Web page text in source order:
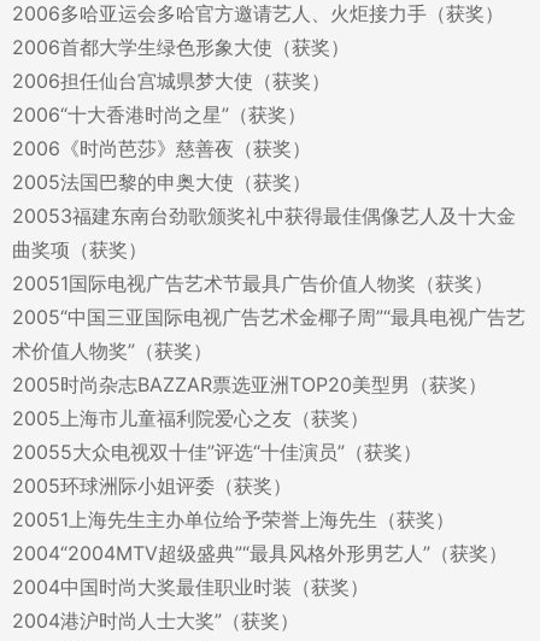
2006多哈亚运会多哈官方邀请艺人、火炬接力手（获奖）
2006首都大学生绿色形象大使（获奖）
2006担任仙台宫城県梦大使（获奖）
2006“十大香港时尚之星”（获奖）
2006《时尚芭莎》慈善夜（获奖）
2005法国巴黎的申奥大使（获奖）
20053福建东南台劲歌颁奖礼中获得最佳偶像艺人及十大金
曲奖项（获奖）
20051国际电视广告艺术节最具广告价值人物奖（获奖）
2005“中国三亚国际电视广告艺术金椰子周”“最具电视广告艺
术价值人物奖”（获奖）
2005时尚杂志BAZZAR票选亚洲TOP20美型男（获奖）
2005上海市儿童福利院爱心之友（获奖）
20055大众电视双十佳”评选“十佳演员”（获奖）
2005环球洲际小姐评委（获奖）
20051上海先生主办单位给予荣誉上海先生（获奖）
2004“2004MTV超级盛典”“最具风格外形男艺人”（获奖）
2004中国时尚大奖最佳职业时装（获奖）
2004港沪时尚人士大奖”（获奖）